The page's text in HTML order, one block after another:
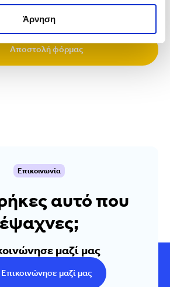
Άρνηση
Αποστολή φόρμας
Επικοινωνία
αυτό που
έψαχνες;
μαζί μας
Επικοινώνησε μαζί μας